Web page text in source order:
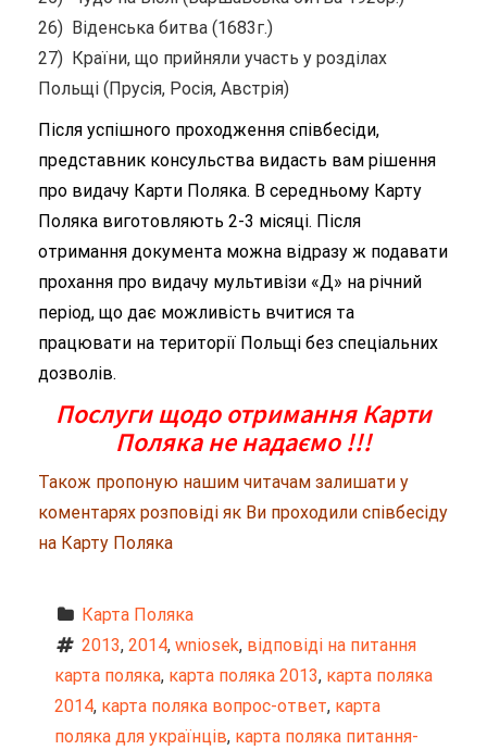
26) Віденська битва (1683г.)
27) Країни, що прийняли участь у розділах
Польщі (Прусія, Росія, Австрія)
Після успішного проходження співбесіди,
представник консульства видасть вам рішення
про видачу Карти Поляка. В середньому Карту
Поляка виготовляють 2-3 місяці. Після
отримання документа можна відразу ж подавати
прохання про видачу мультивізи «Д» на річний
період, що дає можливість вчитися та
працювати на території Польщі без спеціальних
дозволів.
Послуги щодо отримання Карти
Поляка не надаємо !!!
Також пропоную нашим читачам залишати у
коментарях розповіді як Ви проходили співбесіду
на Карту Поляка
Карта Поляка
2013, 2014, wniosek, відповіді на питання
карта поляка, карта поляка 2013, карта поляка
2014, карта поляка вопрос-ответ, карта
поляка для українців, карта поляка питання-